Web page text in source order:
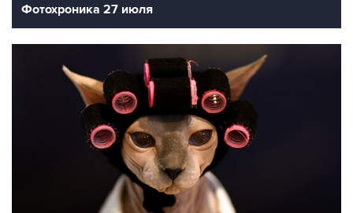
Фотохроника 27 июля